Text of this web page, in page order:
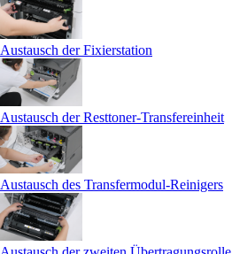
Austausch der Fixierstation
Austausch der Resttoner-Transfereinheit
Austausch des Transfermodul-Reinigers